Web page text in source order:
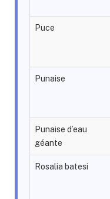
Puce
Punaise
Punaise d’eau
géante
Rosalia batesi